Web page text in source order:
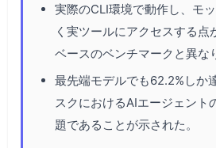
実際のCLI環境で動作し、モ
く実ツールにアクセスする点
ベースのベンチマークと異な
最先端モデルでも62.2%しか
スクにおけるAIエージェント
題であることが示された。